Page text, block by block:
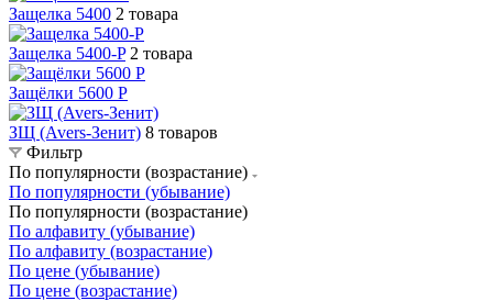
Защелка 5400 2 товара
Защелка 5400-P 2 товара
Защёлки 5600 P
ЗЩ (Avers-Зенит) 8 товаров
Фильтр
По популярности (возрастание)
По популярности (убывание)
По популярности (возрастание)
По алфавиту (убывание)
По алфавиту (возрастание)
По цене (убывание)
По цене (возрастание)